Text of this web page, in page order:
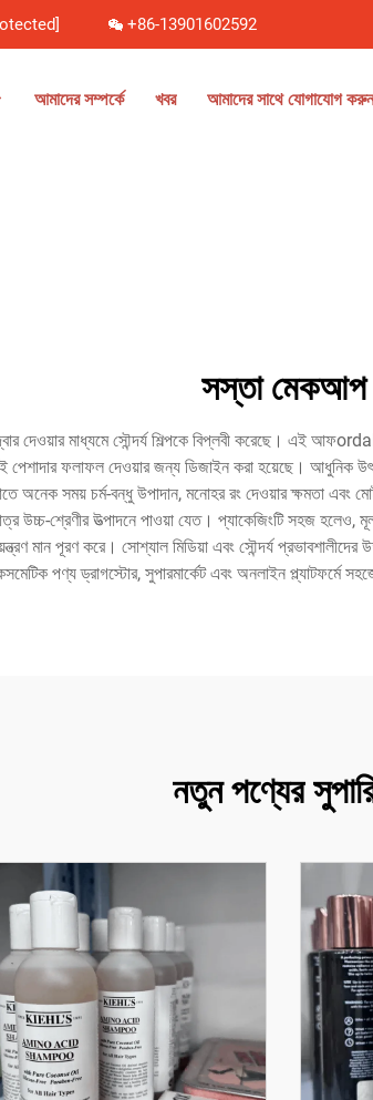
+86-13901602592
আমাদের সম্পর্কে খবর আমাদের সাথে যোগাযোগ করুন
সস্তা মেকআপ
দেওয়ার মাধ্যমে সৌন্দর্য শিল্পকে বিপ্লবী করেছে। এই
ফলাফল দেওয়ার জন্য ডিজাইন করা হয়েছে। আধুনিক
অনেক সময় চর্ম-বন্ধু উপাদান, মনোহর রং দেওয়ার ক্ষমতা এবং
উচ্চ-শ্রেণীর উত্পাদনে পাওয়া যেত। প্যাকেজিংটি সহজ
মান পূরণ করে। সোশ্যাল মিডিয়া এবং সৌন্দর্য
পণ্য ড্রাগস্টোর, সুপারমার্কেট এবং অনলাইন প্ল্যাটফর্মে
নতুন পণ্যের